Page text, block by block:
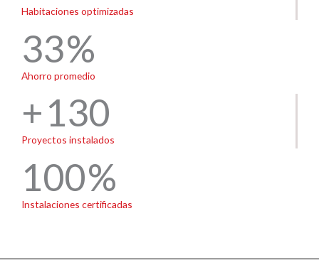
Habitaciones optimizadas
33
Ahorro promedio
130
Proyectos instalados
100
Instalaciones certificadas